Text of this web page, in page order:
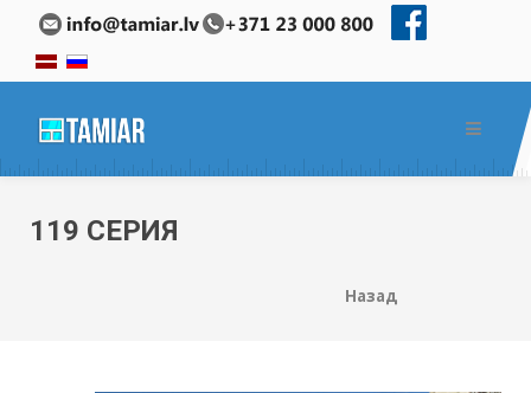
119 СЕРИЯ
Назад